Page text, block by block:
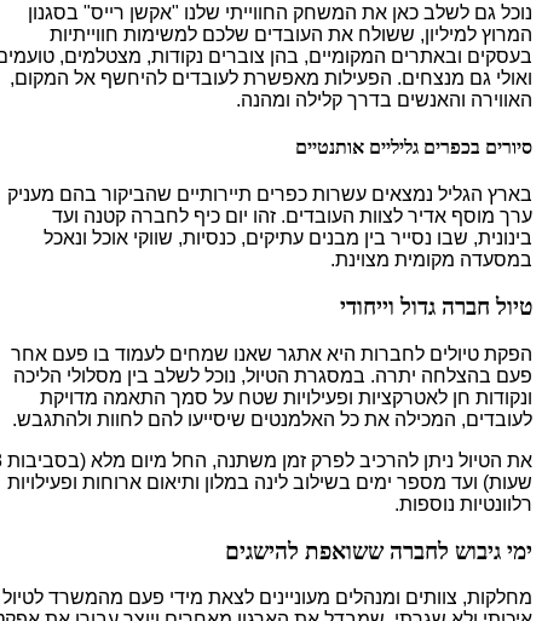
נוכל גם לשלב כאן את המשחק החווייתי שלנו "אקשן רייס" בסגנון
המרוץ למיליון, ששולח את העובדים שלכם למשימות חווייתיות
בעסקים ובאתרים המקומיים, בהן צוברים נקודות, מצטלמים, טועמים
ואולי גם מנצחים. הפעילות מאפשרת לעובדים להיחשף אל המקום,
האווירה והאנשים בדרך קלילה ומהנה.
סיורים בכפרים גליליים אותנטיים
בארץ הגליל נמצאים עשרות כפרים תיירותיים שהביקור בהם מעניק
ערך מוסף אדיר לצוות העובדים. זהו יום כיף לחברה קטנה ועד
בינונית, שבו נסייר בין מבנים עתיקים, כנסיות, שווקי אוכל ונאכל
במסעדה מקומית מצוינת.
טיול חברה גדול וייחודי
הפקת טיולים לחברות היא אתגר שאנו שמחים לעמוד בו פעם אחר
פעם בהצלחה יתרה. במסגרת הטיול, נוכל לשלב בין מסלולי הליכה
ונקודות חן לאטרקציות ופעילויות שטח על סמך התאמה מדויקת
לעובדים, המכילה את כל האלמנטים שיסייעו להם לחוות ולהתגבש.
את הטיול ניתן להרכיב לפרק זמן משתנה, החל מיום מלא (בסביבות 8
שעות) ועד מספר ימים בשילוב לינה במלון ותיאום ארוחות ופעילויות
רלוונטיות נוספות.
ימי גיבוש לחברה ששואפת להישגים
מחלקות, צוותים ומנהלים מעוניינים לצאת מידי פעם מהמשרד לטיול